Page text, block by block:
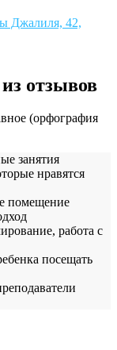
Джалиля, 42,
отзывов
(орфография
занятия
нравятся
помещение
работа с
посещать